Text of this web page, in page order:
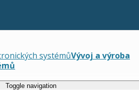
Vývoj a výroba
Toggle navigation